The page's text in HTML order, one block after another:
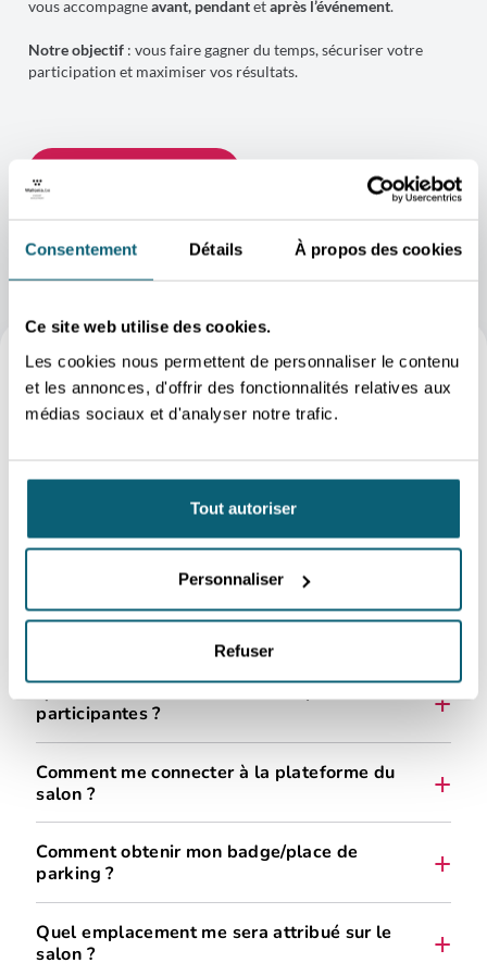
Consentement Détails À propos des cookies
Ce site web utilise des cookies.
Les cookies nous permettent de personnaliser le contenu
et les annonces, d'offrir des fonctionnalités relatives aux
médias sociaux et d'analyser notre trafic.
Tout autoriser
Personnaliser
Refuser
vous accompagneavant, pendantetaprès l’événement.
Notre objectif: vous faire gagner du temps, sécuriser votre
participation et maximiser vos résultats.
FAQ
participation au salon ?
compte client AWEX
la page de l’action
De combien de m² sont les stands de base
pour un salon ?
Ai-je droit à une aide financière de l’AWEX
nos aides à la prospection
formulaires de contact
participantes ?
Comment me connecter à la plateforme du
salon ?
Comment obtenir mon badge/place de
parking ?
Quel emplacement me sera attribué sur le
salon ?